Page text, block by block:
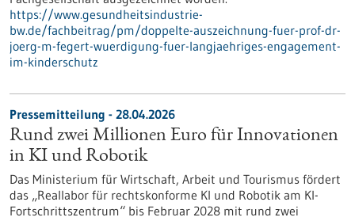
https://www.gesundheitsindustrie-
bw.de/fachbeitrag/pm/doppelte-auszeichnung-fuer-prof-dr-
joerg-m-fegert-wuerdigung-fuer-langjaehriges-engagement-
im-kinderschutz
Pressemitteilung - 28.04.2026
Rund zwei Millionen Euro für Innovationen
in KI und Robotik
Das Ministerium für Wirtschaft, Arbeit und Tourismus fördert
das „Reallabor für rechtskonforme KI und Robotik am KI-
Fortschrittszentrum“ bis Februar 2028 mit rund zwei